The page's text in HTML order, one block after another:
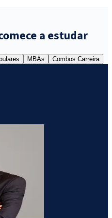
a estudar
MBAs Combos Carreira